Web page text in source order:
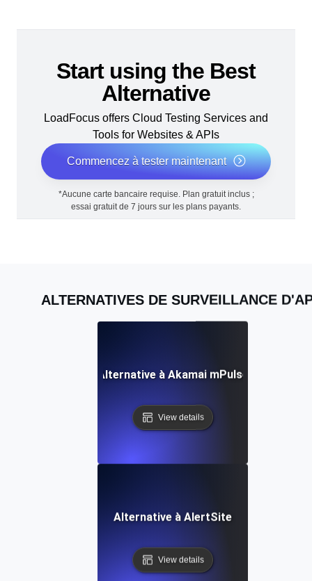
Start using the Best
Alternative
LoadFocus offers Cloud Testing Services and
Tools for Websites & APIs
Commencez à tester maintenant
*Aucune carte bancaire requise. Plan gratuit inclus ;
essai gratuit de 7 jours sur les plans payants.
ALTERNATIVES DE SURVEILLANCE
Alternative à Akamai mPulse
View details
Alternative à AlertSite
View details